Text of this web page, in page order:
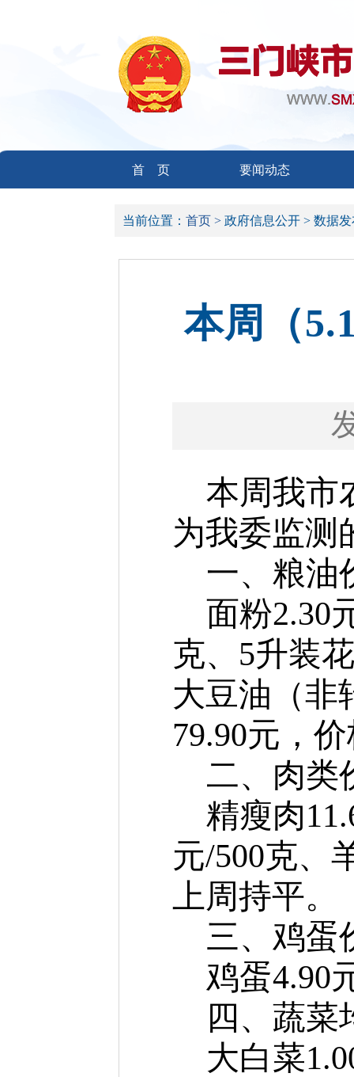
首 页 要闻动态
当前位置： 首页 > 政府信息公开 > 数据
本周（
本周我市
为我委监测
一、粮油
面粉2.30
克、5升装
大豆油（非
79.90元，
二、 肉类
精瘦肉
元/500克、
上周持平。
三、 鸡蛋
鸡蛋4.90
四、蔬
大白菜